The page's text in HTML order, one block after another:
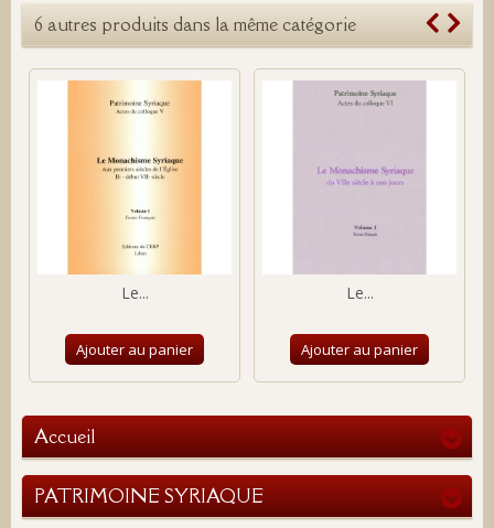
6 autres produits dans la même catégorie
Le...
Ajouter au panier
Le...
Ajouter au panier
Accueil
PATRIMOINE SYRIAQUE